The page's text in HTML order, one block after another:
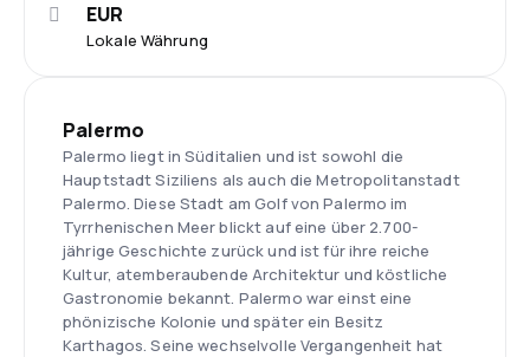
Lokale Währung
EUR
Palermo
Palermo liegt in Süditalien und ist sowohl die
Hauptstadt Siziliens als auch die Metropolitanstadt
Palermo. Diese Stadt am Golf von Palermo im
Tyrrhenischen Meer blickt auf eine über 2.700-
jährige Geschichte zurück und ist für ihre reiche
Kultur, atemberaubende Architektur und köstliche
Gastronomie bekannt. Palermo war einst eine
phönizische Kolonie und später ein Besitz
Karthagos. Seine wechselvolle Vergangenheit hat